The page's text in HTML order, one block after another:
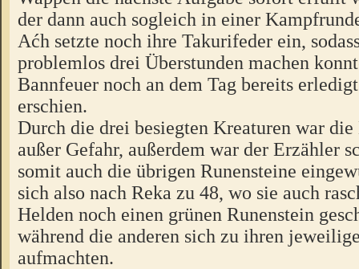
der dann auch sogleich in einer
Aćh setzte noch ihre Takurifeder ein,
problemlos drei Überstunden machen
Bannfeuer noch an dem Tag bereits
erschien.
Durch die drei besiegten Kreaturen war
außer Gefahr, außerdem war der Erzähler
somit auch die übrigen Runensteine
sich also nach Reka zu 48, wo sie auch
Helden noch einen grünen Runenstein
während die anderen sich zu ihren
aufmachten.